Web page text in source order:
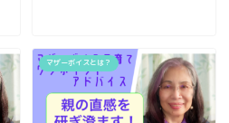
マザーボイスとは？